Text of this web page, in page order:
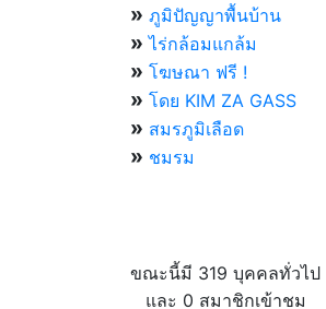
» ภูมิปัญญาพื้นบ้าน
» ไร่กล้อมแกล้ม
» โฆษณา ฟรี !
» โดย KIM ZA GASS
» สมรภูมิเลือด
» ชมรม
ขณะนี้มี 319 บุคคลทั่วไป
และ 0 สมาชิกเข้าชม